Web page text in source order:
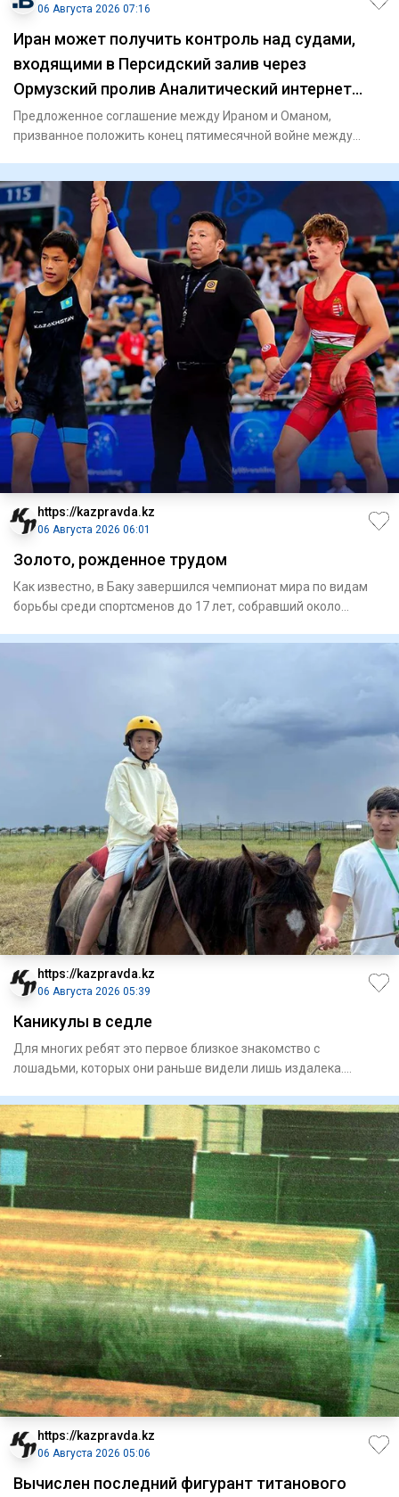
06 Августа 2026 07:16
Иран может получить контроль над судами,
входящими в Персидский залив через
Ормузский пролив Аналитический интернет
журнал Власть
Предложенное соглашение между Ираном и Оманом,
призванное положить конец пятимесячной войне между
https://kazpravda.kz
06 Августа 2026 06:01
Золото, рожденное трудом
Как известно, в Баку завершился чемпионат мира по видам
борьбы среди спортсменов до 17 лет, собравший около
https://kazpravda.kz
06 Августа 2026 05:39
Каникулы в седле
Для многих ребят это первое близкое знакомство с
лошадьми, которых они раньше видели лишь издалека.
https://kazpravda.kz
06 Августа 2026 05:06
Вычислен последний фигурант титанового